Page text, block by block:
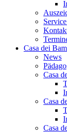
Casa dei
News
Casa
Casa
Casa